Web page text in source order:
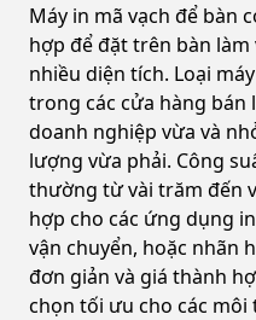
Máy in mã vạch để bàn
hợp để đặt trên bàn
nhiều diện tích. Loại
trong các cửa hàng bán
doanh nghiệp vừa và
lượng vừa phải. Công
thường từ vài trăm đến
hợp cho các ứng dụng
vận chuyển, hoặc nhãn
đơn giản và giá thành
chọn tối ưu cho các